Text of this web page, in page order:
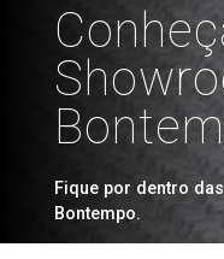
Fique por dentro
Bontempo.